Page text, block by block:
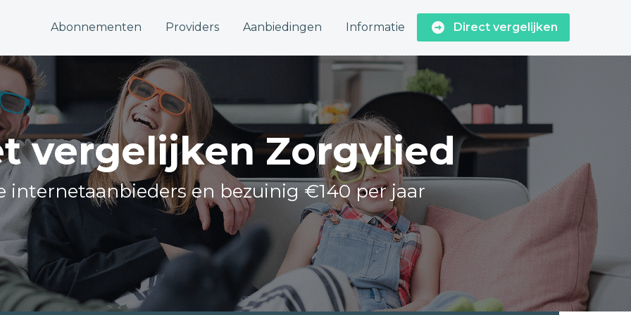
Abonnementen Providers Aanbiedingen Informatie Direct vergelijken
vergelijken Zorgvlied
internetaanbieders en bezuinig €140 per jaar